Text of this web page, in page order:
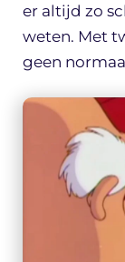
er altijd zo
weten. Met
geen